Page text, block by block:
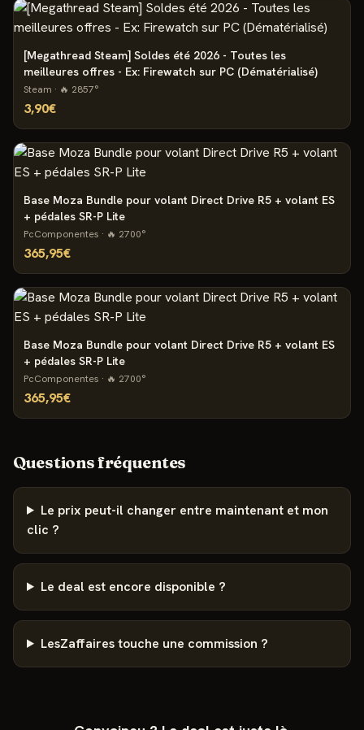
[Megathread Steam] Soldes été 2026 - Toutes les
meilleures offres - Ex: Firewatch sur PC (Dématérialisé)
Steam · 🔥 2857°
3,90€
Base Moza Bundle pour volant Direct Drive R5 + volant ES
+ pédales SR-P Lite
PcComponentes · 🔥 2700°
365,95€
Base Moza Bundle pour volant Direct Drive R5 + volant ES
+ pédales SR-P Lite
PcComponentes · 🔥 2700°
365,95€
Questions fréquentes
Le prix peut-il changer entre maintenant et mon
clic ?
Le deal est encore disponible ?
LesZaffaires touche une commission ?